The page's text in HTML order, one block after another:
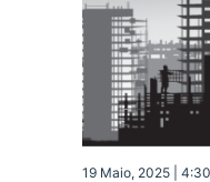
19 Maio, 2025 |